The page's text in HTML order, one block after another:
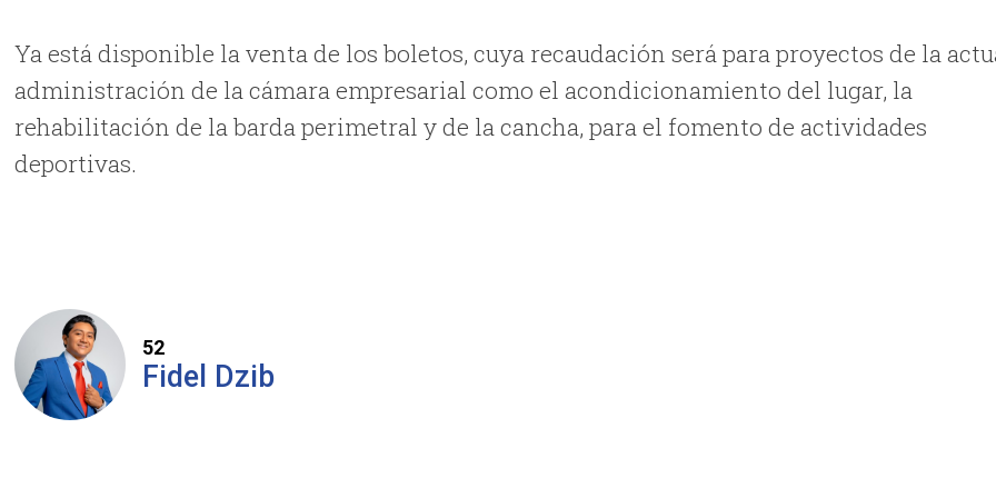
Ya está disponible la venta de los boletos, cuya recaudación será para proyectos de la
administración de la cámara empresarial como el acondicionamiento del lugar, la
rehabilitación de la barda perimetral y de la cancha, para el fomento de actividades
deportivas.
52
Fidel Dzib